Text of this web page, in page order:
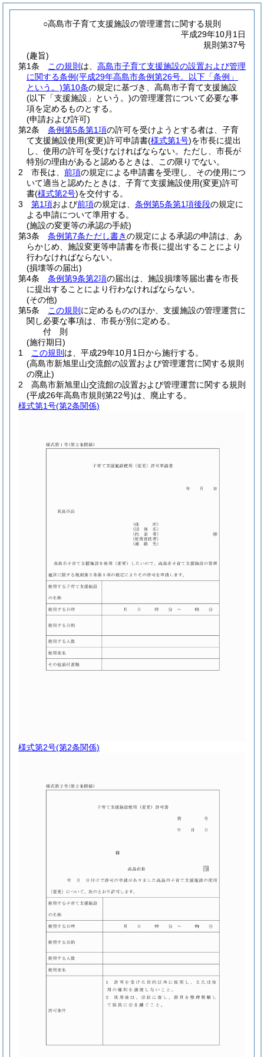
○高島市子育て支援施設の管理運営に関する規則
平成29年10月1日
規則第37号
(趣旨)
第1条
この規則 は、 高島市子育て支援施設の設置および管理
に関する条例(平成29年高島市条例第26号。以下「条例」
という。)第10条の規定に基づき、高島市子育て支援施設
(以下「支援施設」という。)の管理運営について必要な事
項を定めるものとする。
(申請および許可)
第2条
条例第5条第1項の許可を受けようとする者は、子育
て支援施設使用(変更)許可申請書(様式第1号)を市長に提出
し、使用の許可を受けなければならない。 ただし、市長が
特別の理由があると認めるときは、この限りでない。
2
市長は、 前項の規定による申請書を受理し、その使用につ
いて適当と認めたときは、子育て支援施設使用(変更)許可
書(様式第2号)を交付する。
3
第1項および前項の規定は、 条例第5条第1項後段の規定に
よる申請について準用する。
(施設の変更等の承認の手続)
第3条
条例第7条ただし書きの規定による承認の申請は、あ
らかじめ、施設変更等申請書を市長に提出することにより
行わなければならない。
(損壊等の届出)
第4条
条例第9条第2項の届出は、施設損壊等届出書を市長
に提出することにより行わなければならない。
(その他)
第5条
この規則 に定めるもののほか、支援施設の管理運営に
関し必要な事項は、市長が別に定める。
付 則
(施行期日)
1
この規則 は、平成29年10月1日から施行する。
(高島市新旭里山交流館の設置および管理運営に関する規則
の廃止)
2
高島市新旭里山交流館の設置および管理運営に関する規則
(平成26年高島市規則第22号)は、廃止する。
様式第1号(第2条関係)
様式第2号(第2条関係)